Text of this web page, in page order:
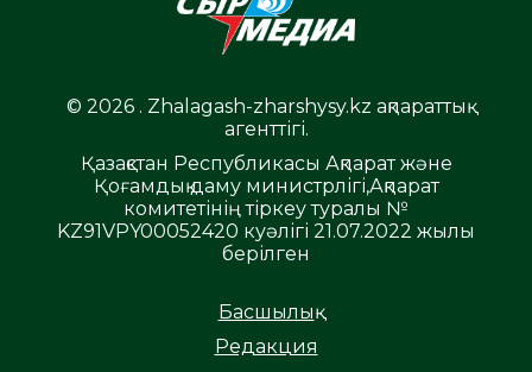
© 2026 . Zhalagash-zharshysy.kz ақпараттық
агенттігі.
Қазақстан Республикасы Ақпарат және
Қоғамдық даму министрлігі,Ақпарат
комитетінің тіркеу туралы №
KZ91VPY00052420 куәлігі 21.07.2022 жылы
берілген
Басшылық
Редакция